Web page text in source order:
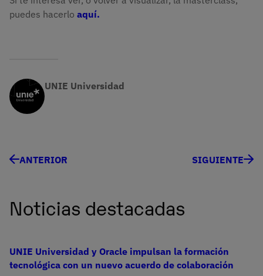
puedes hacerlo aquí.
UNIE Universidad
ANTERIOR SIGUIENTE
Noticias destacadas
UNIE Universidad y Oracle impulsan la formación
tecnológica con un nuevo acuerdo de colaboración